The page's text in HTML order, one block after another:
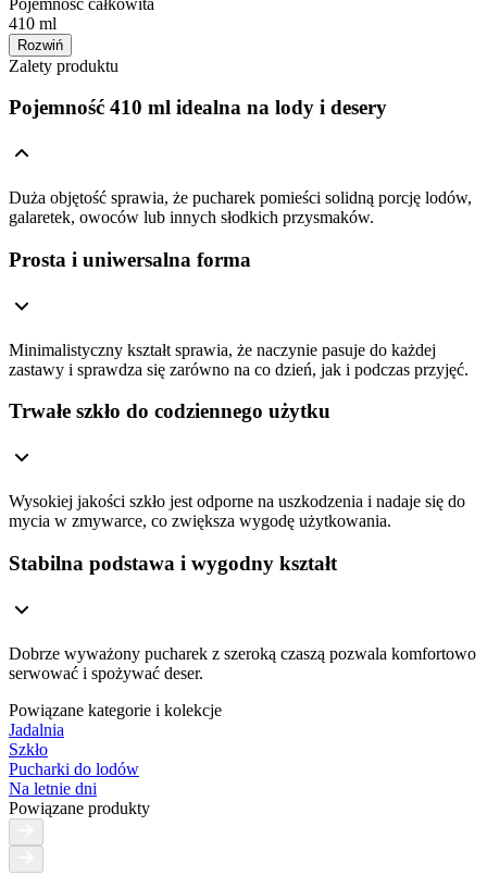
410 ml
Rozwiń
Zalety produktu
Pojemność 410 ml idealna na lody i desery
Duża objętość sprawia, że pucharek pomieści solidną porcję lodów,
galaretek, owoców lub innych słodkich przysmaków.
Prosta i uniwersalna forma
Minimalistyczny kształt sprawia, że naczynie pasuje do każdej
zastawy i sprawdza się zarówno na co dzień, jak i podczas przyjęć.
Trwałe szkło do codziennego użytku
Wysokiej jakości szkło jest odporne na uszkodzenia i nadaje się do
mycia w zmywarce, co zwiększa wygodę użytkowania.
Stabilna podstawa i wygodny kształt
Dobrze wyważony pucharek z szeroką czaszą pozwala komfortowo
serwować i spożywać deser.
Powiązane kategorie i kolekcje
Jadalnia
Szkło
Pucharki do lodów
Na letnie dni
Powiązane produkty